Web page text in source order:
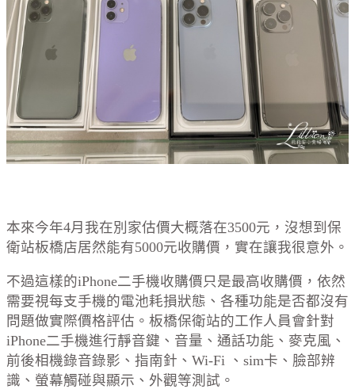
本來今年4月我在別家估價大概落在3500元，沒想到保
衛站板橋店居然能有5000元收購價，實在讓我很意外。
不過這樣的iPhone二手機收購價只是最高收購價，依然
需要視每支手機的電池耗損狀態、各種功能是否都沒有
問題做實際價格評估。板橋保衛站的工作人員會針對
iPhone二手機進行靜音鍵、音量、通話功能、麥克風、
前後相機錄音錄影、指南針、Wi-Fi 、sim卡、臉部辨
識、螢幕觸碰與顯示、外觀等測試。